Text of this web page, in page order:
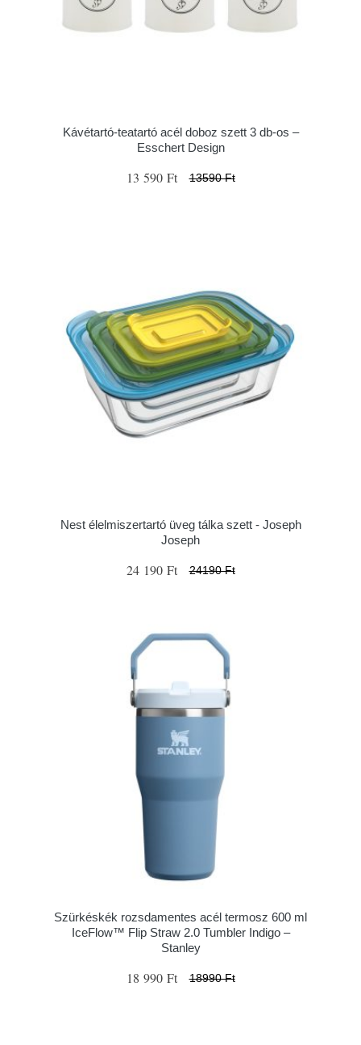
Kávétartó-teatartó acél doboz szett 3 db-os –
Esschert Design
13 590 Ft 13590 Ft
Nest élelmiszertartó üveg tálka szett - Joseph
Joseph
24 190 Ft 24190 Ft
Szürkéskék rozsdamentes acél termosz 600 ml
IceFlow™ Flip Straw 2.0 Tumbler Indigo –
Stanley
18 990 Ft 18990 Ft